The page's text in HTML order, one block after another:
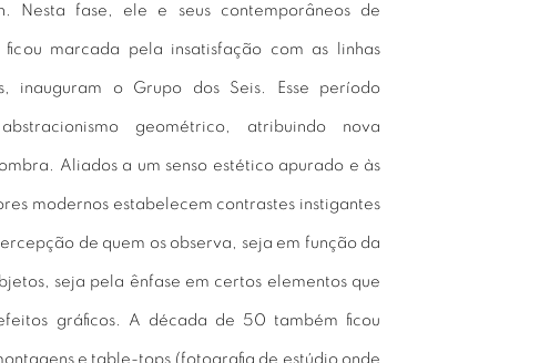
Nesta fase, ele e seus contemporâneos de
marcada pela insatisfação com as linhas
inauguram o Grupo dos Seis. Esse período
geométrico, atribuindo nova
Aliados a um senso estético apurado e às
modernos estabelecem contrastes instigantes
de quem os observa, seja em função da
seja pela ênfase em certos elementos que
gráficos. A década de 50 também ficou
e table-tops (fotografia de estúdio onde